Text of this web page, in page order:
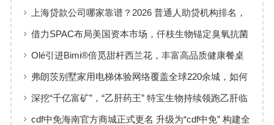
华夏火热开售
上海贷款公司哪家靠谱？2026 普通人助贷机构排名，
工薪族借钱选择指南
借力SPAC布局美国资本市场，仟枝生物锚定臭氧抗菌
黄金赛道
Olé引进Bimi®倍觅甜杆西兰花，丰富高品质健康餐桌
新选择
弗朗茨别墅家用电梯体验网络覆盖全球220余城，如何
实现高效服务响应
深挖“千亿富矿”，“乙肝药王” 特宝生物持续领跑乙肝临
床治愈
cdf中免海南官方商城正式更名 升级为“cdf中免” 构建全